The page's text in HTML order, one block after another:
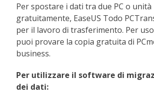
Per spostare i dati tra due PC o unità
gratuitamente, EaseUS Todo
per il lavoro di trasferimento. Per
puoi provare la copia gratuita di
business.
Per utilizzare il software di
dei dati: